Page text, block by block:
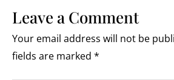
Leave a Comment
Your email address will not be
fields are marked *